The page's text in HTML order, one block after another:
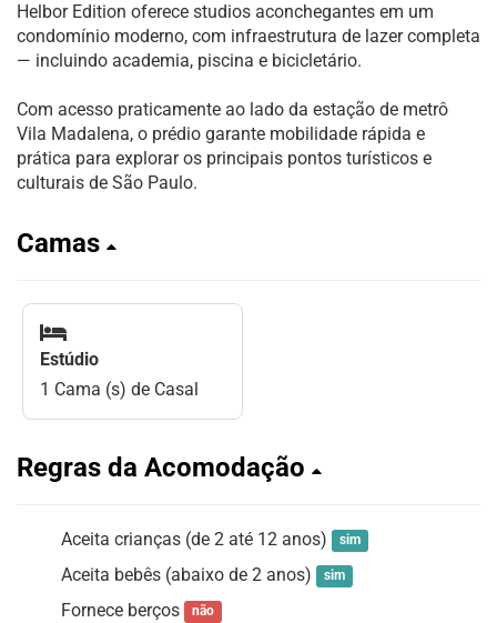
Helbor Edition oferece studios aconchegantes em um
condomínio moderno, com infraestrutura de lazer completa
— incluindo academia, piscina e bicicletário.
Com acesso praticamente ao lado da estação de metrô
Vila Madalena, o prédio garante mobilidade rápida e
prática para explorar os principais pontos turísticos e
culturais de São Paulo.
Camas
Estúdio
1 Cama (s) de Casal
Regras da Acomodação
Aceita crianças (de 2 até 12 anos) sim
Aceita bebês (abaixo de 2 anos) sim
Fornece berços não